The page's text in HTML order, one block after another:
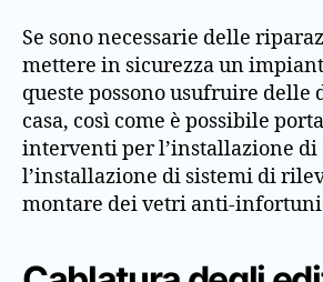
Se sono necessarie delle
mettere in sicurezza un
queste possono usufruire
casa, così come è possibile
interventi per l’installazione
l’installazione di sistemi di
montare dei vetri anti-